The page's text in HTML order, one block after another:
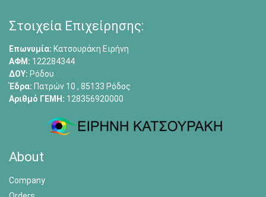
Στοιχεία Επιχείρησης:
Επωνυμία: Κατσουράκη Ειρήνη
ΑΦΜ: 122284344
ΔΟΥ: Ρόδου
Έδρα: Πατρών 10 , 85133 Ρόδος
Αριθμό ΓΕΜΗ: 128356920000
About
Company